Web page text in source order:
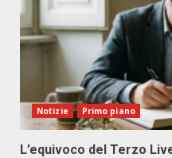
Notizie Primo piano
L’equivoco del Terzo